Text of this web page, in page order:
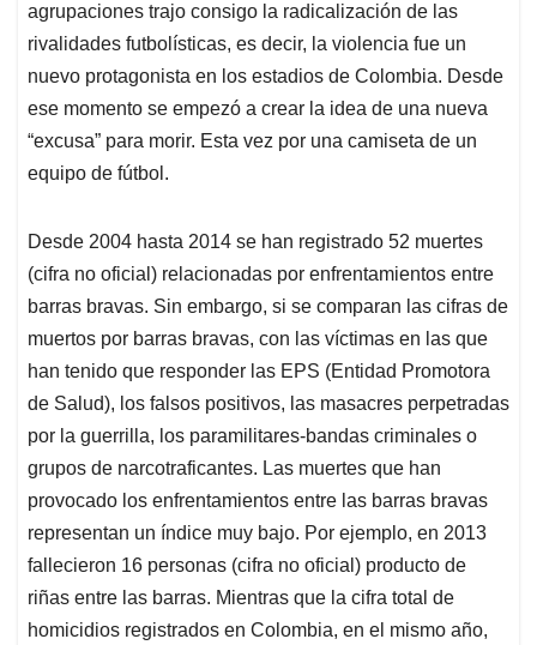
agrupaciones trajo consigo la radicalización de las
rivalidades futbolísticas, es decir, la violencia fue un
nuevo protagonista en los estadios de Colombia. Desde
ese momento se empezó a crear la idea de una nueva
“excusa” para morir. Esta vez por una camiseta de un
equipo de fútbol.
Desde 2004 hasta 2014 se han registrado 52 muertes
(cifra no oficial) relacionadas por enfrentamientos entre
barras bravas. Sin embargo, si se comparan las cifras de
muertos por barras bravas, con las víctimas en las que
han tenido que responder las EPS (Entidad Promotora
de Salud), los falsos positivos, las masacres perpetradas
por la guerrilla, los paramilitares-bandas criminales o
grupos de narcotraficantes. Las muertes que han
provocado los enfrentamientos entre las barras bravas
representan un índice muy bajo. Por ejemplo, en 2013
fallecieron 16 personas (cifra no oficial) producto de
riñas entre las barras. Mientras que la cifra total de
homicidios registrados en Colombia, en el mismo año,